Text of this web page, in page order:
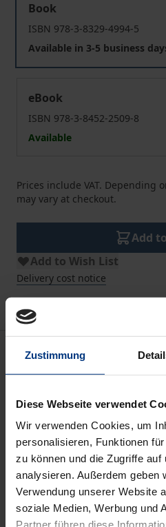
Zustimmung
Diese Webseite verwendet
Wir verwenden Cookies, um
personalisieren, Funktionen
zu können und die Zugriffe auf
analysieren. Außerdem geben
Verwendung unserer Website
soziale Medien, Werbung und
Partner führen diese
Book
ISBN 978-3-8329-4994-5
Available in 3-5 business
eBook
ISBN 978-3-8452-2509-8
Available
Prices include VAT. Depending
may vary at checkout.
Add
Add to Wish List
Delivery cost notice
Description
„Staatsbürger oder
der mit dem Ende des
politische Umbruch in
Seine Konsequenzen für
Deutschen, Österreicher
waren aber noch nicht in